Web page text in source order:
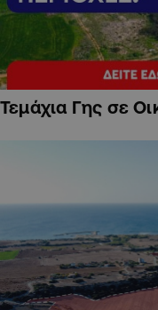
Τεμάχια Γης σε